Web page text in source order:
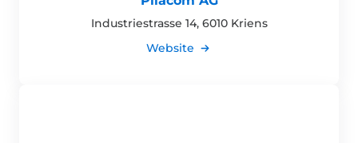
Industriestrasse 14, 6010 Kriens
Website